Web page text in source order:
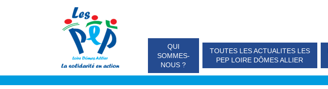
QUI
SOMMES-
NOUS ?
TOUTES LES ACTUALITES LES
PEP LOIRE DÔMES ALLIER